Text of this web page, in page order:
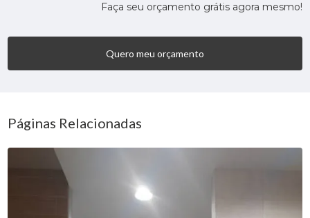
Faça seu orçamento grátis agora mesmo!
Quero meu orçamento
Páginas Relacionadas